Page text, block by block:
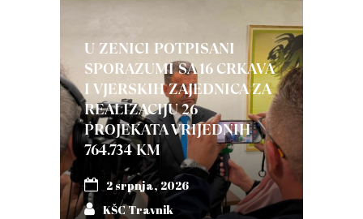
U ZENICI POTPISANI
SPORAZUMI SA 16 CRKAVA
I VJERSKIH ZAJEDNICA ZA
REALIZACIJU 26
PROJEKATA VRIJEDNIH
764.734 KM
2 srpnja, 2026
KŠC Travnik